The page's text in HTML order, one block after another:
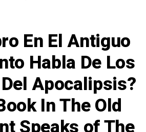
Candlestick
of
Revelations
Appears?”
En El Antiguo
Habla De Los
Apocalipsis?
In The Old